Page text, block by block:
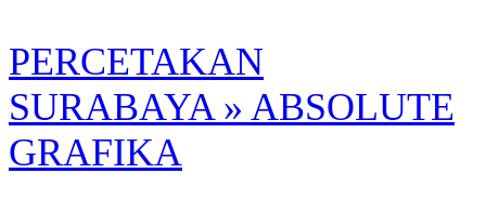
Skip
to
content
PERCETAKAN
SURABAYA » ABSOLUTE
GRAFIKA